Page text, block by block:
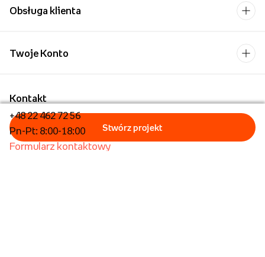
Obsługa klienta
Kontakt
+48 22 462 72 56
Pn-Pt: 8:00-18:00
Formularz kontaktowy
Twoje Konto